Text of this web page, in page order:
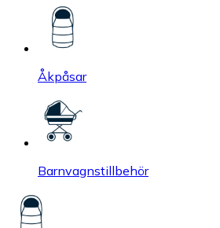
Åkpåsar
Barnvagnstillbehör